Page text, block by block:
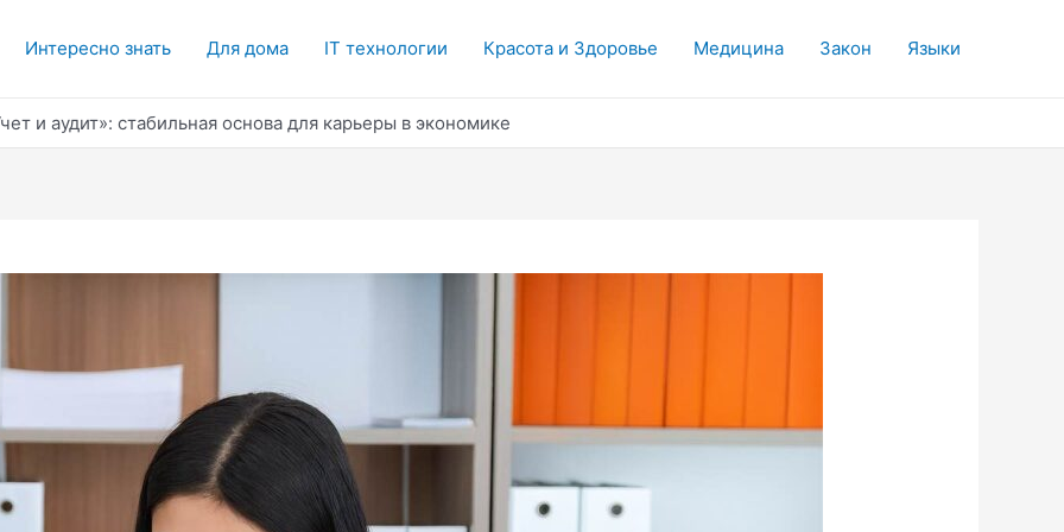
Интересно знать Для дома IT технологии Красота и Здоровье Медицина Закон Языки
и аудит»: стабильная основа для карьеры в экономике